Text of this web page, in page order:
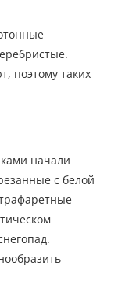
поэтому таких
начали
с белой